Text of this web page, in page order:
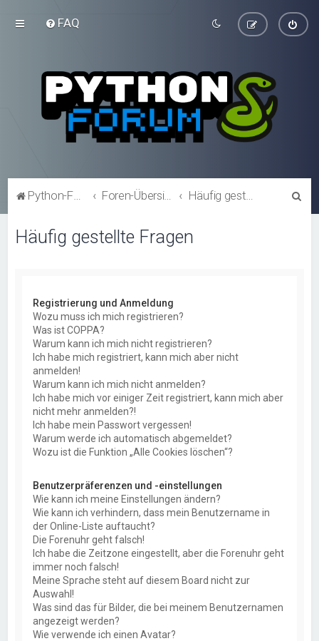
FAQ
Python-Forum.de Foren-Übersicht
Häufig gestellte Fragen
Registrierung und Anmeldung
Wozu muss ich mich registrieren?
Was ist COPPA?
Warum kann ich mich nicht registrieren?
Ich habe mich registriert, kann mich aber nicht
anmelden!
Warum kann ich mich nicht anmelden?
Ich habe mich vor einiger Zeit registriert, kann mich aber
nicht mehr anmelden?!
Ich habe mein Passwort vergessen!
Warum werde ich automatisch abgemeldet?
Wozu ist die Funktion „Alle Cookies löschen“?
Benutzerpräferenzen und -einstellungen
Wie kann ich meine Einstellungen ändern?
Wie kann ich verhindern, dass mein Benutzername in
der Online-Liste auftaucht?
Die Forenuhr geht falsch!
Ich habe die Zeitzone eingestellt, aber die Forenuhr geht
immer noch falsch!
Meine Sprache steht auf diesem Board nicht zur
Auswahl!
Was sind das für Bilder, die bei meinem Benutzernamen
angezeigt werden?
Wie verwende ich einen Avatar?